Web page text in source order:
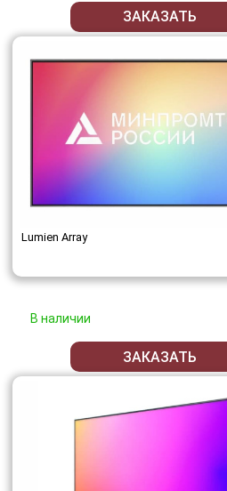
ЗАКАЗАТЬ
Lumien Array
В наличии
ЗАКАЗАТЬ